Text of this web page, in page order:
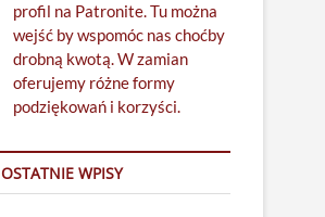
t
t
profil na Patronite. Tu można
wejść by wspomóc nas choćby
drobną kwotą. W zamian
oferujemy różne formy
podziękowań i korzyści.
OSTATNIE WPISY